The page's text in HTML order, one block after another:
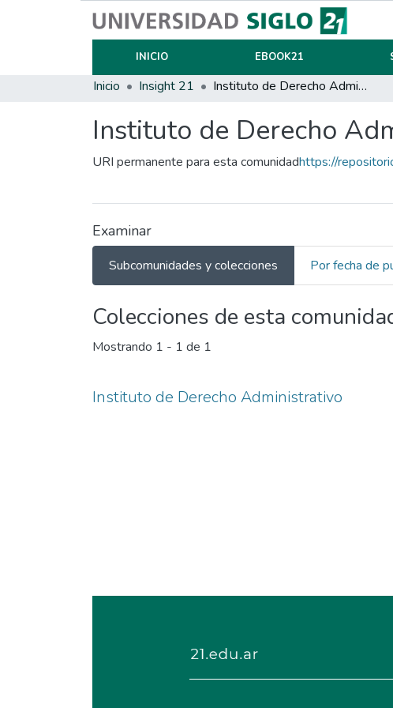
INICIO EBOOK21
Inicio Insight 21 Instituto de Derecho Administrativo
Instituto de Derecho
URI permanente para esta comunidadhttps://
Examinar
Subcomunidades y colecciones Por fecha de
Colecciones de esta
Mostrando 1 - 1 de 1
Instituto de Derecho Administrativo